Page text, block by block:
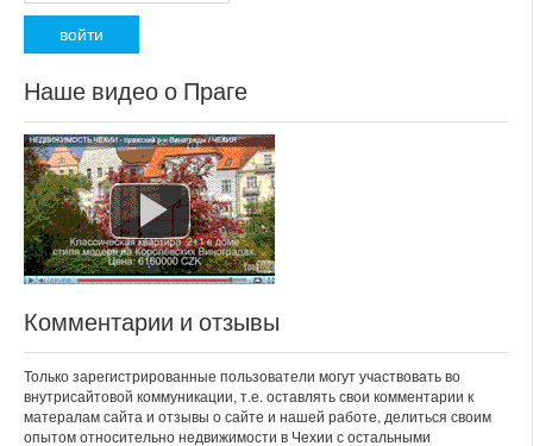
Наше видео о Праге
Комментарии и отзывы
Только зарегистрированные пользователи могут участвовать во
внутрисайтовой коммуникации, т.е. оставлять свои комментарии к
матералам сайта и отзывы о сайте и нашей работе, делиться своим
опытом относительно недвижимости в Чехии с остальными